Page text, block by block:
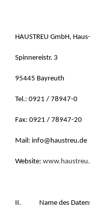
HAUSTREU GmbH,
Spinnereistr. 3
95445 Bayreuth
Tel.: 0921 / 78947-0
Fax: 0921 / 78947-20
Mail: info@haustreu.de
Website:
II. Name des